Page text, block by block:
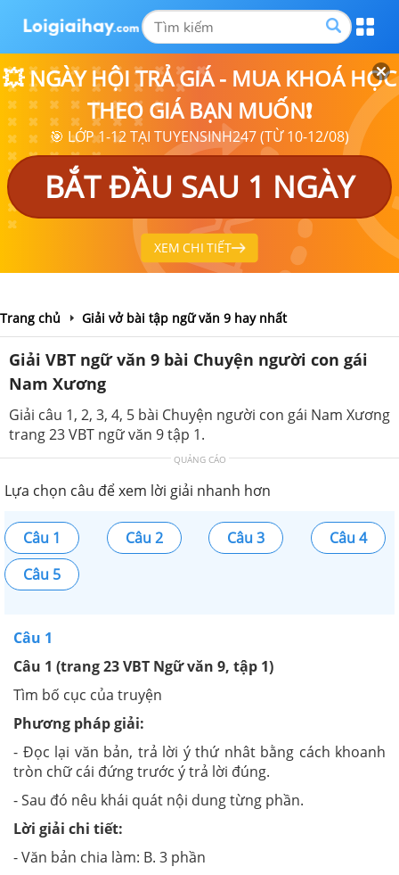
💥 NGÀY HỘI TRẢ GIÁ - MUA KHOÁ HỌC
THEO GIÁ BẠN MUỐN❗
🎯 LỚP 1-12 TẠI TUYENSINH247 (TỪ 10-12/08)
BẮT ĐẦU SAU 1 NGÀY
XEM CHI TIẾT
Trang chủ Giải vở bài tập ngữ văn 9 hay nhất
Giải VBT ngữ văn 9 bài Chuyện người con gái
Nam Xương
Giải câu 1, 2, 3, 4, 5 bài Chuyện người con gái Nam Xương
trang 23 VBT ngữ văn 9 tập 1.
QUẢNG CÁO
Lựa chọn câu để xem lời giải nhanh hơn
Câu 1 Câu 2 Câu 3
Câu 4
Câu 5
Câu 1
Câu 1 (trang 23 VBT Ngữ văn 9, tập 1)
Tìm bố cục của truyện
Phương pháp giải:
- Đọc lại văn bản, trả lời ý thứ nhât bằng cách khoanh
tròn chữ cái đứng trước ý trả lời đúng.
- Sau đó nêu khái quát nội dung từng phần.
Lời giải chi tiết:
- Văn bản chia làm: B. 3 phần